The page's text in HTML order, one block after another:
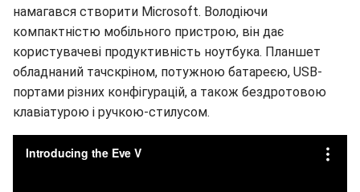
намагався створити Microsoft. Володіючи
компактністю мобільного пристрою, він дає
користувачеві продуктивність ноутбука. Планшет
обладнаний тачскріном, потужною батареєю, USB-
портами різних конфігурацій, а також бездротовою
клавіатурою і ручкою-стилусом.